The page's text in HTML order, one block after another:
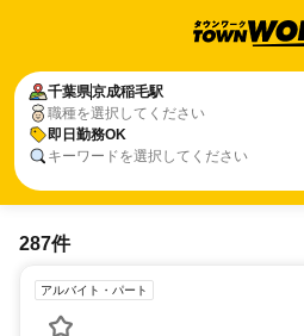
千葉県京成稲毛駅
職種を選択してください
即日勤務OK
キーワードを選択してください
287件
アルバイト・パート